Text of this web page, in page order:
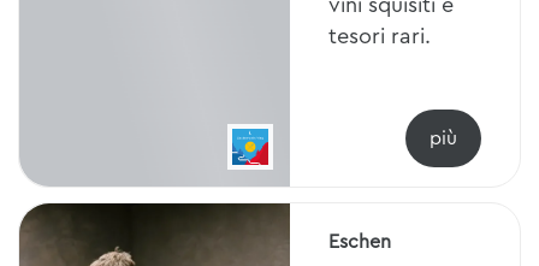
tesori rari.
Eschen